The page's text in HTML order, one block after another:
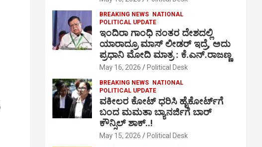
BREAKING NEWS
NATIONAL
POLITICAL UPDATE
ಇಂದಿರಾ ಗಾಂಧಿ ನಂತರ ದೇಶದಲ್ಲಿ
ಯಾರಾದ್ರೂ ಮಾಸ್ ಲೀಡರ್ ಇದ್ರೆ, ಅದು
ಪ್ರಧಾನಿ ಮೋದಿ ಮಾತ್ರ : ಕೆ.ಎನ್.ರಾಜಣ್ಣ
May 16, 2026 Political Desk
BREAKING NEWS
NATIONAL
POLITICAL UPDATE
ವಕೀಲರ ಕೋಟ್ ಧರಿಸಿ ಹೈಕೋರ್ಟ್​ಗೆ
ಬಂದ ಮಮತಾ ಬ್ಯಾನರ್ಜಿಗೆ ಬಾರ್
ಕೌನ್ಸಿಲ್ ಶಾಕ್..!
May 15, 2026 Political Desk